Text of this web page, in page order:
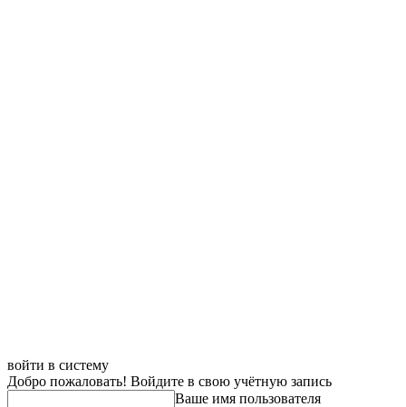
войти в систему
Добро пожаловать! Войдите в свою учётную запись
Ваше имя пользователя